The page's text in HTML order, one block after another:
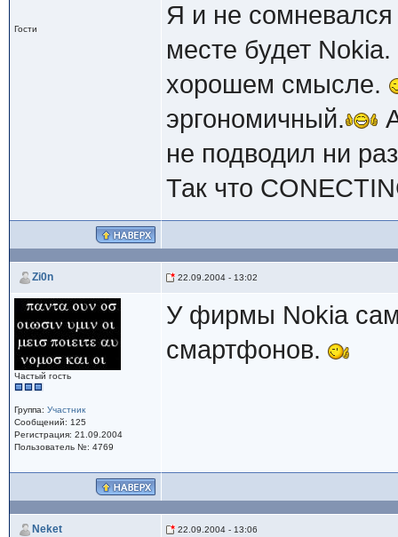
Гости
Я и не
месте будет
хорошем смысле.
эргономичный.
не подводил ни
Так что
Zi0n 22.09.2004 - 13:02
Частый гость
Группа: Участник
Сообщений: 125
Регистрация: 21.09.2004
Пользователь №: 4769
У фирмы Nokia
смартфонов.
Neket 22.09.2004 - 13:06